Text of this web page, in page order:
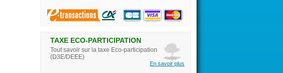
TAXE ECO-PARTICIPATION
Tout savoir sur la taxe Eco-participation
(D3E/DEEE)
En savoir plus